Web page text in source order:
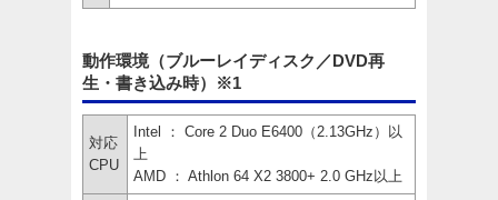
動作環境（ブルーレイディスク／DVD再
生・書き込み時）※1
対応
CPU
Intel ： Core 2 Duo E6400（2.13GHz）以
上
AMD ： Athlon 64 X2 3800+ 2.0 GHz以上